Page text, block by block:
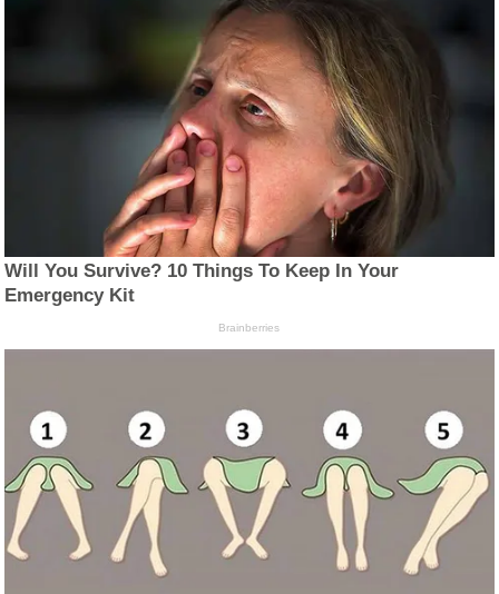
Will You Survive? 10 Things To Keep In Your
Emergency Kit
Brainberries